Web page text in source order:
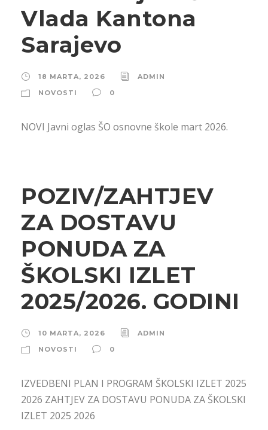
Vlada Kantona
Sarajevo
18 MARTA, 2026
ADMIN
NOVOSTI
0
NOVI Javni oglas ŠO osnovne škole mart 2026.
POZIV/ZAHTJEV
ZA DOSTAVU
PONUDA ZA
ŠKOLSKI IZLET
2025/2026. GODINI
10 MARTA, 2026
ADMIN
NOVOSTI
0
IZVEDBENI PLAN I PROGRAM ŠKOLSKI IZLET 2025
2026 ZAHTJEV ZA DOSTAVU PONUDA ZA ŠKOLSKI
IZLET 2025 2026